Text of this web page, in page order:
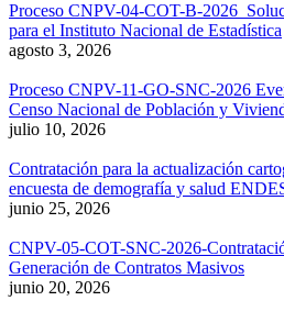
relacionadas
Proceso CNPV-04-COT-B-2026
para el Instituto Nacional de Estadística
agosto 3, 2026
Proceso CNPV-11-GO-SNC-2026
Censo Nacional de Población y
julio 10, 2026
Contratación para la actualización
encuesta de demografía y salud
junio 25, 2026
CNPV-05-COT-SNC-2026-
Generación de Contratos Masivos
junio 20, 2026